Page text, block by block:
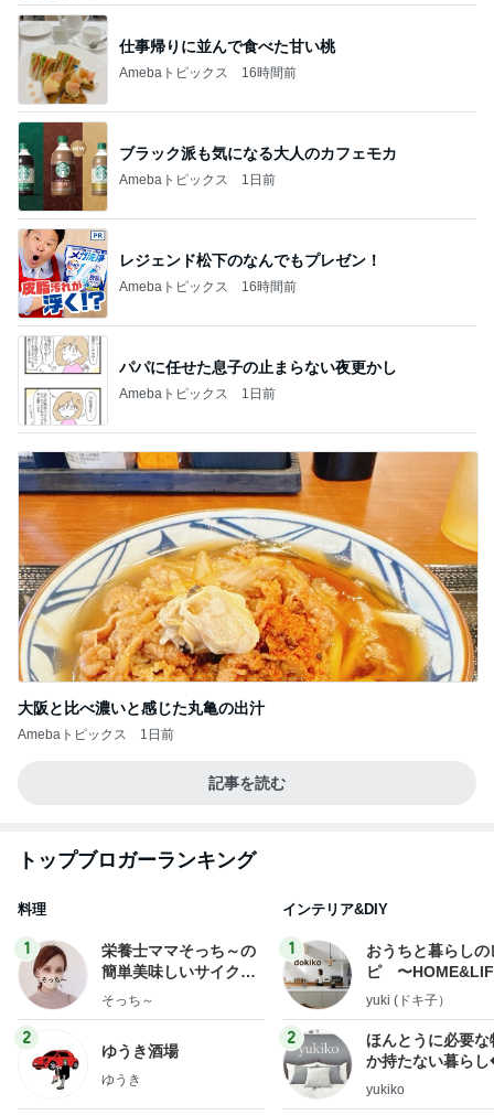
仕事帰りに並んで食べた甘い桃
Amebaトピックス 16時間前
ブラック派も気になる大人のカフェモカ
Amebaトピックス 1日前
レジェンド松下のなんでもプレゼン！
Amebaトピックス 16時間前
パパに任せた息子の止まらない夜更かし
Amebaトピックス 1日前
大阪と比べ濃いと感じた丸亀の出汁
Amebaトピックス 1日前
記事を読む
トップブロガーランキング
料理
1
栄養士ママそっち～の
簡単美味しいサイクル
献立
そっち～
2
ゆうき酒場
ゆうき
インテリア&DIY
1
おうちと暮らしの
ピ 〜
yuki (ドキ子）
2
ほんとうに必要な
か持たない暮ら
ep Life Simple◆
yukiko